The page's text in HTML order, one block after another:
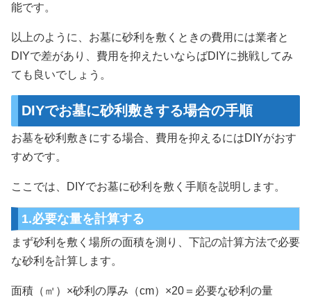
能です。
以上のように、お墓に砂利を敷くときの費用には業者と
DIYで差があり、費用を抑えたいならばDIYに挑戦してみ
ても良いでしょう。
DIYでお墓に砂利敷きする場合の手順
お墓を砂利敷きにする場合、費用を抑えるにはDIYがおす
すめです。
ここでは、DIYでお墓に砂利を敷く手順を説明します。
1.必要な量を計算する
まず砂利を敷く場所の面積を測り、下記の計算方法で必要
な砂利を計算します。
面積（㎡）×砂利の厚み（cm）×20＝必要な砂利の量